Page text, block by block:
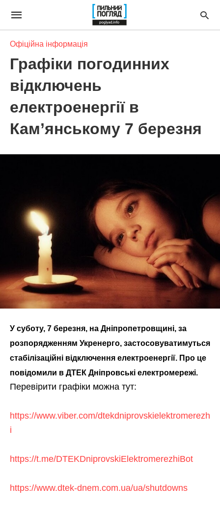
Офіційна інформація
Графіки погодинних
відключень
електроенергії в
Кам’янському 7 березня
У суботу, 7 березня, на Дніпропетровщині, за
розпорядженням Укренерго, застосовуватимуться
стабілізаційні відключення електроенергії. Про це
повідомили в ДТЕК Дніпровські електромережі.
Перевірити графіки можна тут:
https://www.viber.com/dtekdniprovskielektromerezh
i
https://t.me/DTEKDniprovskiElektromerezhiBot
https://www.dtek-dnem.com.ua/ua/shutdowns